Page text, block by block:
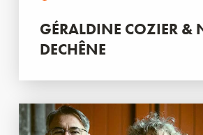
GÉRALDINE COZIER &
DECHÊNE